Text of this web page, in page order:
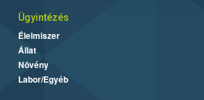
Ügyintézés
Élelmiszer
Állat
Növény
Labor/Egyéb